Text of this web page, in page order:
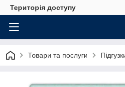
Територія доступу
Товари та послуги